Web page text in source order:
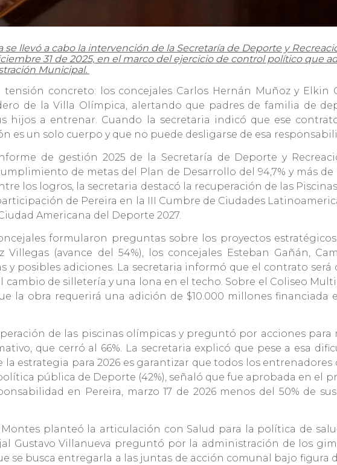
llevó a cabo la intervención de la Secretaría de Deporte y
31 de 2025, en el marco del ejercicio de control político que
Municipal.
concreto: los concejales Carlos Hernán Muñoz y Elkin
de la Villa Olímpica, alertando que padres de familia de
hijos a entrenar. Cuando la secretaria indicó que ese
es un solo cuerpo y que no puede desligarse de esa
de gestión 2025 de la Secretaría de Deporte y
de metas del Plan de Desarrollo del 94,7% y más de
los logros, la secretaria destacó la recuperación de las
de Pereira en la III Cumbre de Ciudades
Americana del Deporte 2027.
formularon preguntas sobre los proyectos
(avance del 54%), los concejales Esteban Gañán,
y posibles adiciones. La secretaria informó que el contrato
cambio de silletería y una lona en el techo. Sobre el Coliseo
la obra requerirá una adición de $10.000 millones financiada
de las piscinas olímpicas y preguntó por acciones para
que cerró al 66%. La secretaria explicó que pese a esa
la estrategia para 2026 es garantizar que todos los
pública de Deporte (42%), señaló que fue aprobada en el
en Pereira, marzo 17 de 2026 menos del 50% de
planteó la articulación con Salud para la política de
Gustavo Villanueva preguntó por la administración de los
se busca entregarla a las juntas de acción comunal bajo figura